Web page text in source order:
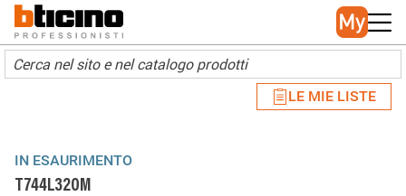
Skip to main content
Main navigation
LE MIE LISTE
IN ESAURIMENTO
T744L320M